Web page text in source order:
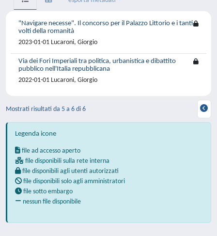
"Navigare necesse". Il concorso per il Palazzo Littorio e i tanti
volti della romanità
2023-01-01 Lucaroni, Giorgio
Via dei Fori Imperiali tra politica, urbanistica e dibattito
pubblico nell'Italia repubblicana
2022-01-01 Lucaroni, Giorgio
Mostrati risultati da 5 a 6 di 6
Legenda icone
file ad accesso aperto
file disponibili sulla rete interna
file disponibili agli utenti autorizzati
file disponibili solo agli amministratori
file sotto embargo
nessun file disponibile